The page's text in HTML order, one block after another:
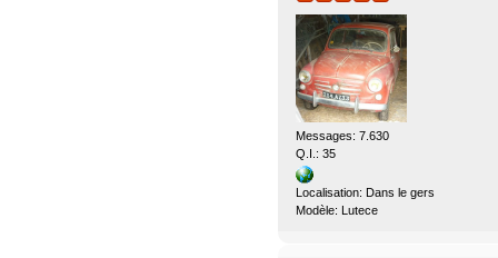
Messages: 7.630
Q.I.: 35
Localisation: Dans le gers
Modèle: Lutece